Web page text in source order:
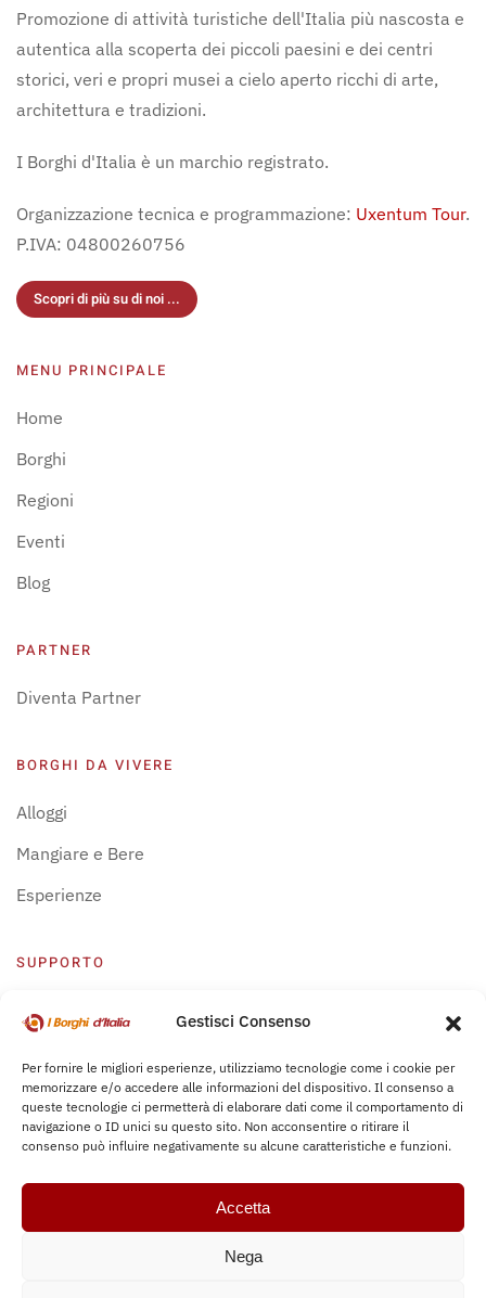
Gestisci Consenso
Per fornire le migliori esperienze, utilizziamo tecnologie come i cookie per
memorizzare e/o accedere alle informazioni del dispositivo. Il consenso a
queste tecnologie ci permetterà di elaborare dati come il comportamento di
navigazione o ID unici su questo sito. Non acconsentire o ritirare il
consenso può influire negativamente su alcune caratteristiche e funzioni.
Accetta
Nega
Promozione di attività turistiche dell'Italia più nascosta e
autentica alla scoperta dei piccoli paesini e dei centri
storici, veri e propri musei a cielo aperto ricchi di arte,
architettura e tradizioni.
I Borghi d'Italia è un marchio registrato.
Organizzazione tecnica e programmazione: Uxentum Tour.
P.IVA: 04800260756
Scopri di più su di noi ...
MENU PRINCIPALE
Home
Borghi
Regioni
Eventi
Blog
PARTNER
Diventa Partner
BORGHI DA VIVERE
Alloggi
Mangiare e Bere
Esperienze
SUPPORTO
Centro Supporto
Leggi Bochure